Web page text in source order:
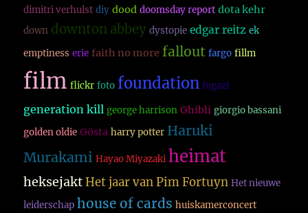
dimitri verhulst diy dood doomsday report dota kehr
down downton abbey dystopie edgar reitz ek
emptiness erie faith no more fallout fargo fillm
film flickr foto foundation fugazi
generation kill george harrison Ghibli giorgio bassani
golden oldie Gösta harry potter Haruki
Murakami Hayao Miyazaki heimat
heksejakt Het jaar van Pim Fortuyn Het nieuwe
leiderschap house of cards huiskamerconcert